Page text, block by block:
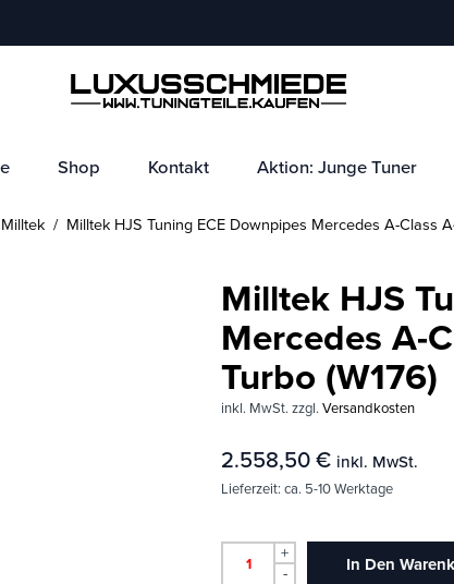
Shop Kontakt Aktion: Junge Tuner
Milltek / Milltek HJS Tuning ECE Downpipes Mercedes A-Class
Milltek HJS
Mercedes A-
Turbo (W176)
inkl. MwSt. zzgl. Versandkosten
2.558,50 € inkl. MwSt.
Lieferzeit: ca. 5-10 Werktage
+
-
In Den